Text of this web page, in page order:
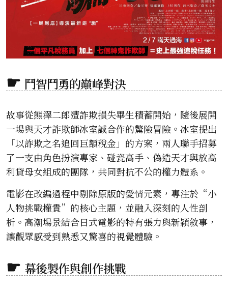
鬥智鬥勇的巔峰對決
故事從熊澤二郎遭詐欺損失畢生積蓄開始，隨後展開
一場與天才詐欺師冰室誠合作的驚險冒險。冰室提出
「以詐欺之名追回巨額稅金」的方案，兩人聯手招募
了一支由角色扮演專家、碰瓷高手、偽造天才與放高
利貸母女組成的團隊，共同對抗不公的權力體系。
電影在改編過程中剔除原版的愛情元素，專注於“小
人物挑戰權貴”的核心主題，並融入深刻的人性剖
析。高潮場景結合日式電影的特有張力與新穎敘事，
讓觀眾感受到熟悉又驚喜的視覺體驗。
幕後製作與創作挑戰